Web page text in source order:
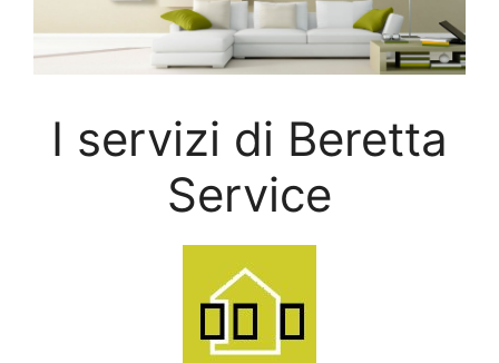
I servizi di Beretta
Service